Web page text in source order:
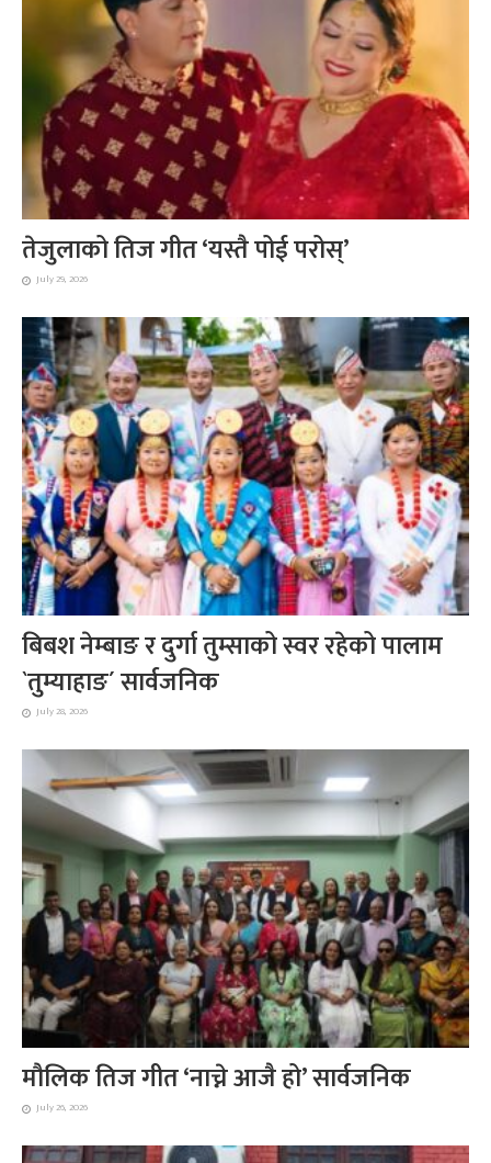
तेजुलाको तिज गीत ‘यस्तै पोई परोस्’
July 29, 2026
बिबश नेम्बाङ र दुर्गा तुम्साको स्वर रहेको पालाम
`तुम्याहाङ´ सार्वजनिक
July 28, 2026
मौलिक तिज गीत ‘नाच्ने आजै हो’ सार्वजनिक
July 26, 2026